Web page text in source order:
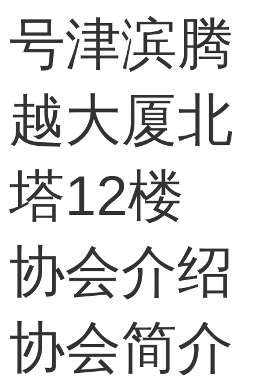
号津滨腾
越大厦北
塔12楼
协会介绍
协会简介